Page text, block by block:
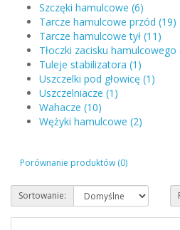
Szczęki hamulcowe (6)
Tarcze hamulcowe przód (19)
Tarcze hamulcowe tył (11)
Tłoczki zacisku hamulcowego
Tuleje stabilizatora (1)
Uszczelki pod głowicę (1)
Uszczelniacze (1)
Wahacze (10)
Wężyki hamulcowe (2)
Porównanie produktów (0)
Sortowanie: